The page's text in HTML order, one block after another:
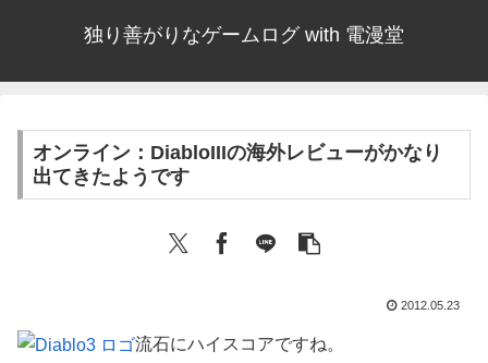
独り善がりなゲームログ with 電漫堂
オンライン：DiabloIIIの海外レビューがかなり
出てきたようです
2012.05.23
流石にハイスコアですね。